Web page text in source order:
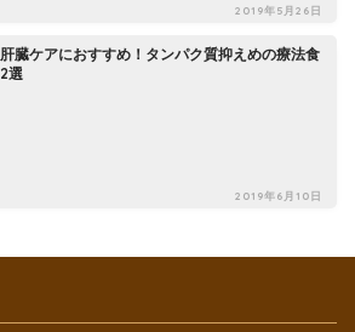
2019年5月26日
肝臓ケアにおすすめ！タンパク質抑えめの療法食
2選
2019年6月10日